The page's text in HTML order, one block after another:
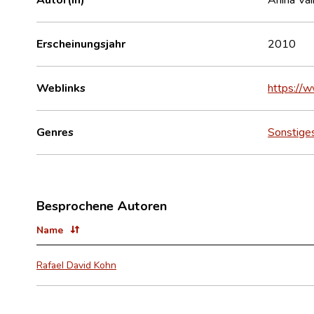
Erscheinungsjahr 2010
Weblinks https://
Genres
Besprochene Autoren
Name
Rafael David Kohn